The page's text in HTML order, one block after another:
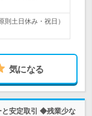
土日休み・祝日）
気になる
安定取引 ◆残業少な